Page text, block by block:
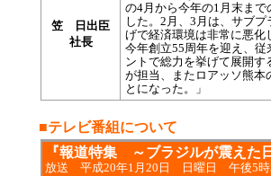
笠 日出臣
社長
の4月から今年の1月末ま
した。2月、3月は、サブ
げで経済環境は非常に悪化
今年創立55周年を迎え、
ントで総力を挙げて展開
が担当、またロアッソ熊本
とになった。」
■テレビ番組について
『報道特集 ～ブラジルが震えた
放送 平成20年1月20日 日 曜日 午後5